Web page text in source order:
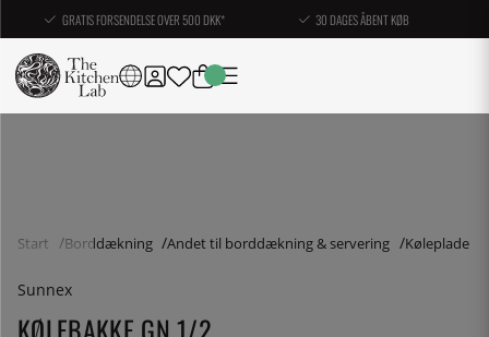
GRATIS FORSENDELSE OVER 500 DKK* 30 DAGES ÅBENT KØB
Start Borddækning Andet til borddækning & servering Køleplade
Sunnex